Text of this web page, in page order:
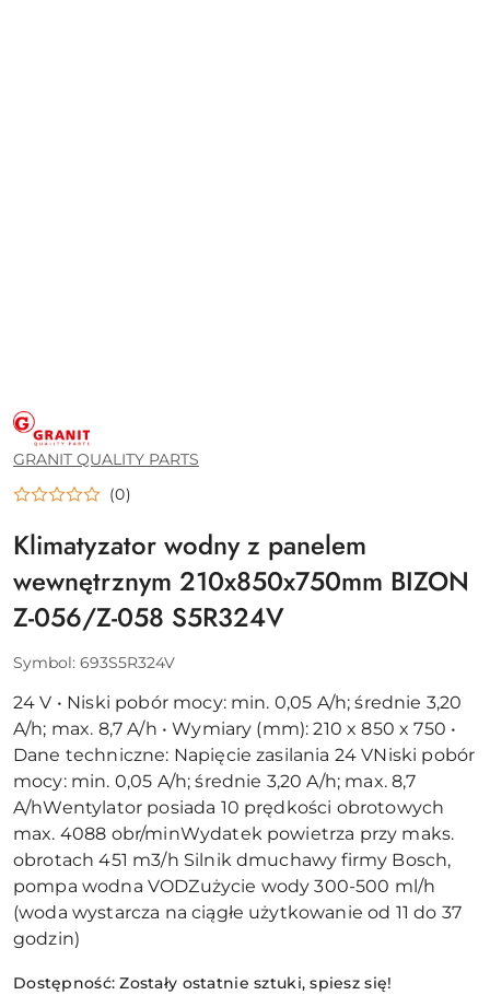
GRANIT
QUALITY
PARTS
GRANIT QUALITY PARTS
(0)
Klimatyzator wodny z panelem
wewnętrznym 210x850x750mm BIZON
Z-056/Z-058 S5R324V
Symbol: 693S5R324V
24 V • Niski pobór mocy: min. 0,05 A/h; średnie 3,20
A/h; max. 8,7 A/h • Wymiary (mm): 210 x 850 x 750 •
Dane techniczne: Napięcie zasilania 24 VNiski pobór
mocy: min. 0,05 A/h; średnie 3,20 A/h; max. 8,7
A/hWentylator posiada 10 prędkości obrotowych
max. 4088 obr/minWydatek powietrza przy maks.
obrotach 451 m3/h Silnik dmuchawy firmy Bosch,
pompa wodna VODZużycie wody 300-500 ml/h
(woda wystarcza na ciągłe użytkowanie od 11 do 37
godzin)
Dostępność:Zostały ostatnie sztuki, spiesz się!